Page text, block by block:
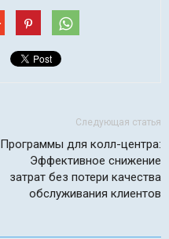
Следующая статья
Программы для колл-центра:
Эффективное снижение
затрат без потери качества
обслуживания клиентов